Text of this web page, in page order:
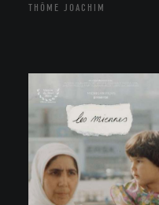
THÔME JOACHIM